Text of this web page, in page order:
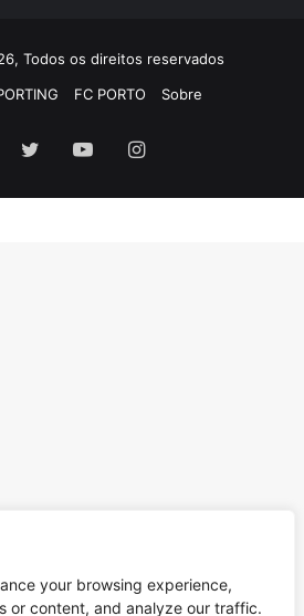
your browsing experience,
or content, and analyze our traffic.
Todos os direitos reservados
FC PORTO Sobre
TwitterYouTubeInstagram